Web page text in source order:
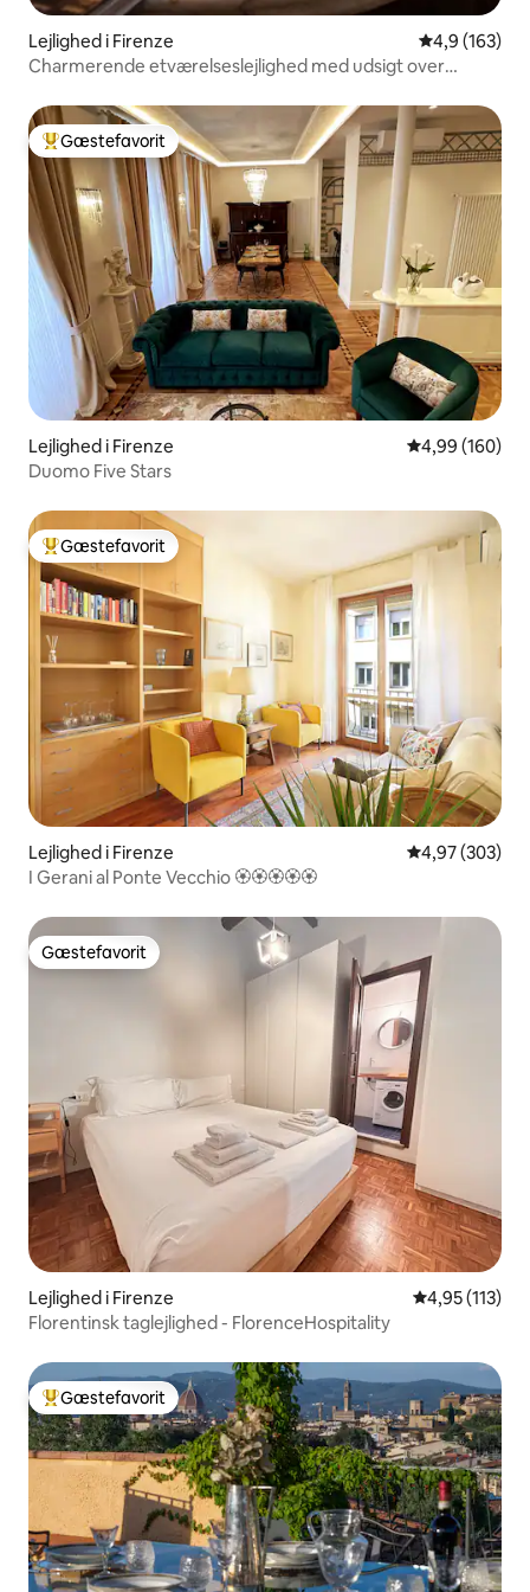
Lejlighed i Firenze 4,9 ud af 5 i
4,9 (163)
Charmerende etværelseslejlighed med udsigt over
Bedste gæstefavorit
Gæstefavorit
Lejlighed i Firenze 4,99 ud af 5 i
4,99 (160)
Duomo Five Stars
Bedste gæstefavorit
Gæstefavorit
Lejlighed i Firenze 4,97 ud af 5 i
4,97 (303)
I Gerani al Ponte Vecchio 🏵🏵🏵🏵🏵
Gæstefavorit
Gæstefavorit
Lejlighed i Firenze 4,95 ud af 5 i
4,95 (113)
Florentinsk taglejlighed - FlorenceHospitality
Bedste gæstefavorit
Gæstefavorit